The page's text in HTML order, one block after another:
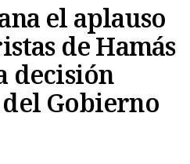
el aplauso
de Hamás
decisión
Gobierno